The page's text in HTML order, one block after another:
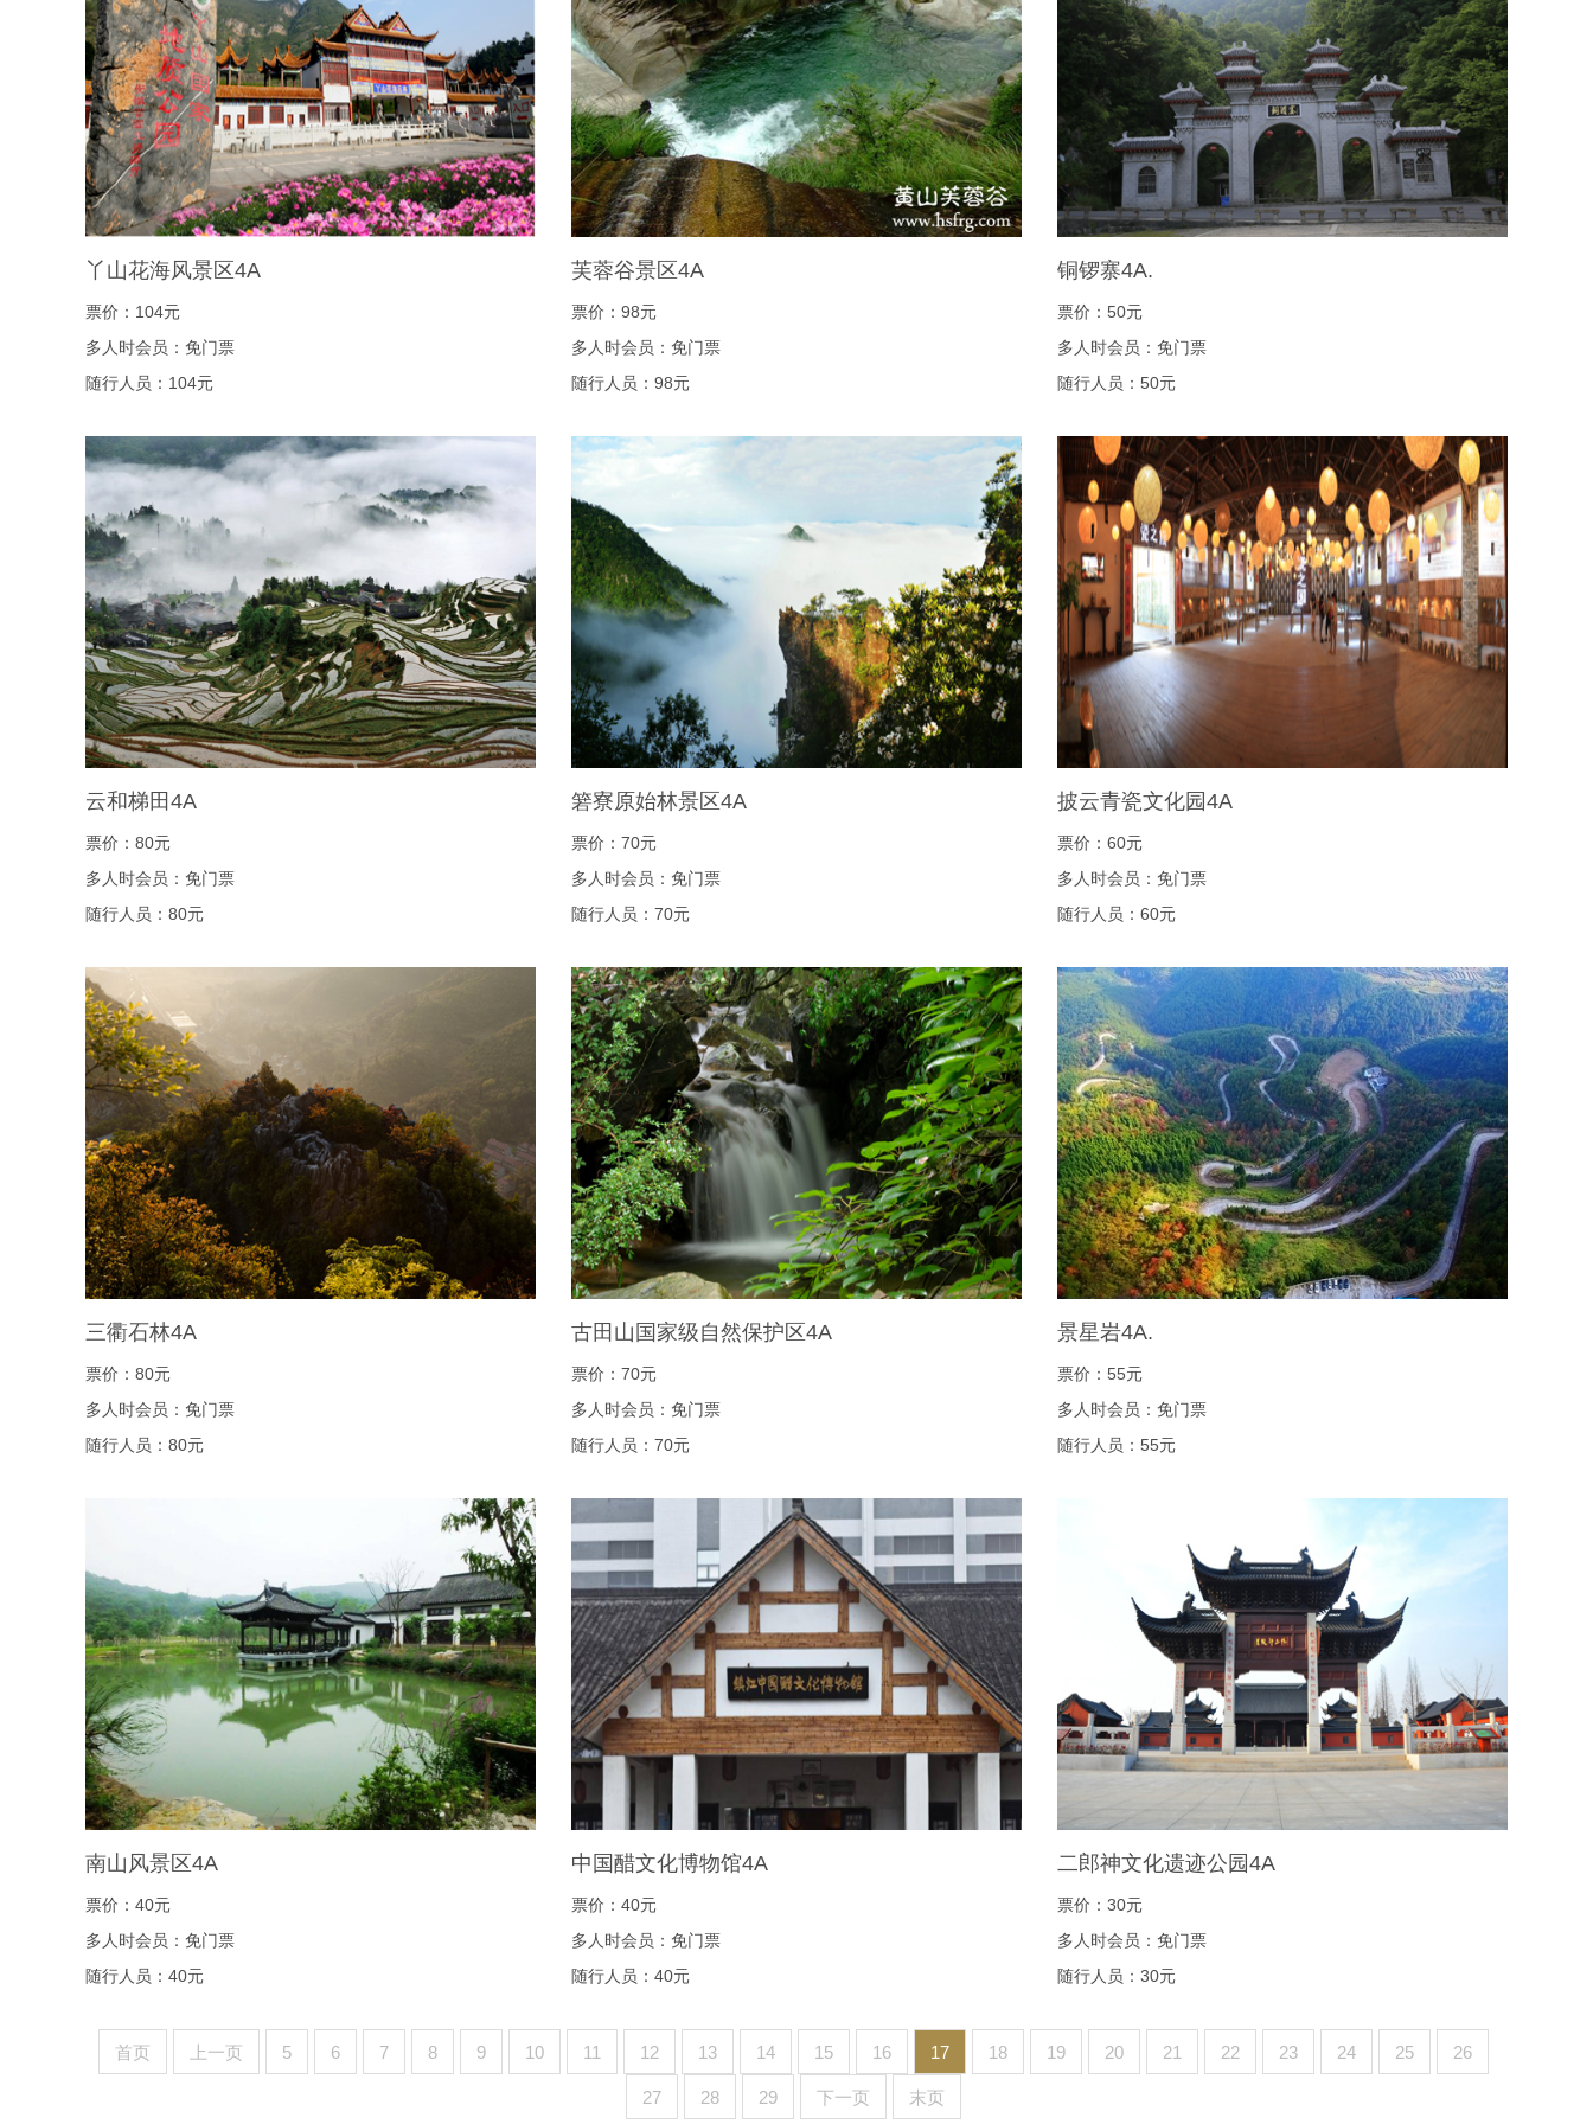
丫山花海风景区4A
票价：104元
多人时会员：免门票
随行人员：104元
芙蓉谷景区4A
票价：98元
多人时会员：免门票
随行人员：98元
铜锣寨4A.
票价：50元
多人时会员：免门票
随行人员：50元
云和梯田4A
票价：80元
多人时会员：免门票
随行人员：80元
箬寮原始林景区4A
票价：70元
多人时会员：免门票
随行人员：70元
披云青瓷文化园4A
票价：60元
多人时会员：免门票
随行人员：60元
三衢石林4A
票价：80元
多人时会员：免门票
随行人员：80元
古田山国家级自然保护区4A
票价：70元
多人时会员：免门票
随行人员：70元
景星岩4A.
票价：55元
多人时会员：免门票
随行人员：55元
南山风景区4A
票价：40元
多人时会员：免门票
随行人员：40元
中国醋文化博物馆4A
票价：40元
多人时会员：免门票
随行人员：40元
二郎神文化遗迹公园4A
票价：30元
多人时会员：免门票
随行人员：30元
首页 上一页 5 6 7 8 9 10 11 12 13 14 15 16 17 18 19 20 21 22 23 24 25 26
27 28 29 下一页 末页